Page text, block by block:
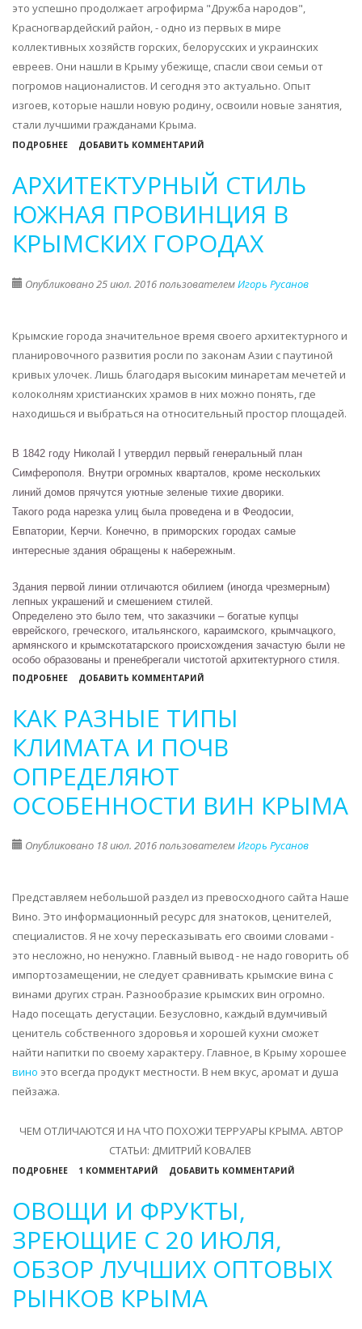
это успешно продолжает агрофирма "Дружба народов",
Красногвардейский район, - одно из первых в мире
коллективных хозяйств горских, белорусских и украинских
евреев. Они нашли в Крыму убежище, спасли свои семьи от
погромов националистов. И сегодня это актуально. Опыт
изгоев, которые нашли новую родину, освоили новые занятия,
стали лучшими гражданами Крыма.
ПОДРОБНЕЕ
ЕВРЕЙСКОГО
(САКИ
-
ДОБАВИТЬ КОММЕНТАРИЙ
АРХИТЕКТУРНЫЙ СТИЛЬ
ЮЖНАЯ ПРОВИНЦИЯ В
КРЫМСКИХ ГОРОДАХ
Опубликовано 25 июл. 2016 пользователемИгорь Русанов
Крымские города значительное время своего архитектурного и
планировочного развития росли по законам Азии с паутиной
кривых улочек. Лишь благодаря высоким минаретам мечетей и
колоколням христианских храмов в них можно понять, где
находишься и выбраться на относительный простор площадей.
В 1842 году Николай I утвердил первый генеральный план
Симферо­поля. Внутри огромных кварталов, кроме нескольких
линий домов прячутся уютные зеленые тихие дворики.
Такого рода нарезка улиц была проведена и в Феодосии,
Евпатории, Керчи. Конечно, в приморских городах самые
интересные здания обращены к набережным.
Здания первой линии отличаются обилием (иногда чрезмерным)
лепных украшений и смешением стилей.
Определено это было тем, что заказчики – богатые купцы
еврейского, греческого, итальянского, караимского, крымчацкого,
армянского и крымскотатарского происхождения зачастую были не
особо образованы и пренебрегали чистотой архитектурного стиля.
ПОДРОБНЕЕ
СТИЛЬ
ПРОВИНЦИЯ
В
КРЫМСКИХ
ГОРОДАХ
ДОБАВИТЬ КОММЕНТАРИЙ
КАК РАЗНЫЕ ТИПЫ
КЛИМАТА И ПОЧВ
ОПРЕДЕЛЯЮТ
ОСОБЕННОСТИ ВИН КРЫМА
Опубликовано 18 июл. 2016 пользователемИгорь Русанов
Представляем небольшой раздел из превосходного сайта Наше
Вино. Это информационный ресурс для знатоков, ценителей,
специалистов. Я не хочу пересказывать его своими словами -
это несложно, но ненужно. Главный вывод - не надо говорить об
импортозамещении, не следует сравнивать крымские вина с
винами других стран. Разнообразие крымских вин огромно.
Надо посещать дегустации. Безусловно, каждый вдумчивый
ценитель собственного здоровья и хорошей кухни сможет
найти напитки по своему характеру. Главное, в Крыму хорошее
вино это всегда продукт местности. В нем вкус, аромат и душа
пейзажа.
ЧЕМ ОТЛИЧАЮТСЯ И НА ЧТО ПОХОЖИ ТЕРРУАРЫ КРЫМА. АВТОР
СТАТЬИ: ДМИТРИЙ КОВАЛЕВ
ПОДРОБНЕЕ
РАЗНЫЕ
ТИПЫ
КЛИМАТА
И
ОПРЕДЕЛЯЮТ
1 КОММЕНТАРИЙ ДОБАВИТЬ КОММЕНТАРИЙ
ОВОЩИ И ФРУКТЫ,
ЗРЕЮЩИЕ С 20 ИЮЛЯ,
ОБЗОР ЛУЧШИХ ОПТОВЫХ
РЫНКОВ КРЫМА